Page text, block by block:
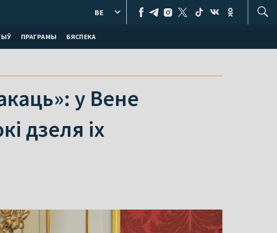
ПРАГРАМЫ БЯСПЕКА
BE
у Вене
дзеля іх